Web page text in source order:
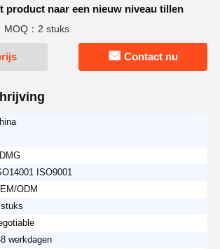
product naar een nieuw niveau tillen
MOQ：2 stuks
Contact nu
ISO9001
ODM
werkdagen